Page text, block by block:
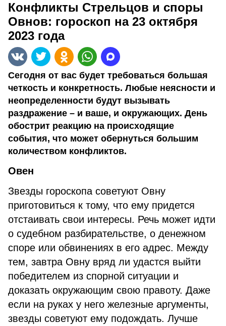
Конфликты Стрельцов и споры
Овнов: гороскоп на 23 октября
2023 года
Сегодня от вас будет требоваться большая
четкость и конкретность. Любые неясности и
неопределенности будут вызывать
раздражение – и ваше, и окружающих. День
обострит реакцию на происходящие
события, что может обернуться большим
количеством конфликтов.
Овен
Звезды гороскопа советуют Овну
приготовиться к тому, что ему придется
отстаивать свои интересы. Речь может идти
о судебном разбирательстве, о денежном
споре или обвинениях в его адрес. Между
тем, завтра Овну вряд ли удастся выйти
победителем из спорной ситуации и
доказать окружающим свою правоту. Даже
если на руках у него железные аргументы,
звезды советуют ему подождать. Лучше